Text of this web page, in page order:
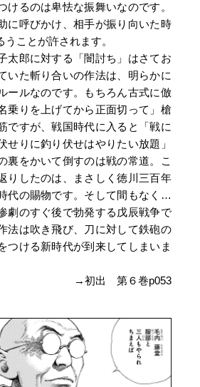
けるのは卑怯な振舞いなのです。
に呼びかけ、相手が振り向いた時
ことが許されます。
太郎に対する「闇討ち」はさてお
いた斬り合いの作法は、明らかに
ールなのです。もちろん古式に倣
乗りを上げてから正面切って」槍
ですが、戦国時代に入ると「戦に
せりに釣り伏せはやりたい放題」
裏をかいて倒すのは戦の常道。こ
りしたのは、まさしく徳川三百年
代の賜物です。そして間もなく…
劇のすぐ後で勃発する戊辰戦争で
法は吹き飛び、刀に対して鉄砲の
つける新時代が到来してしまいま
→初出 第６巻p053